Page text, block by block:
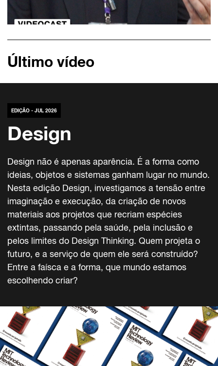
Último vídeo
EDIÇÃO - JUL 2026
Design
Design não é apenas aparência. É a forma como
ideias, objetos e sistemas ganham lugar no mundo.
Nesta edição Design, investigamos a tensão entre
imaginação e execução, da criação de novos
materiais aos projetos que recriam espécies
extintas, passando pela saúde, pela inclusão e
pelos limites do Design Thinking. Quem projeta o
futuro, e a serviço de quem ele será construído?
Entre a faísca e a forma, que mundo estamos
escolhendo criar?